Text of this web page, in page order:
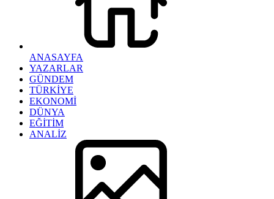
ANASAYFA
YAZARLAR
GÜNDEM
TÜRKİYE
EKONOMİ
DÜNYA
EĞİTİM
ANALİZ